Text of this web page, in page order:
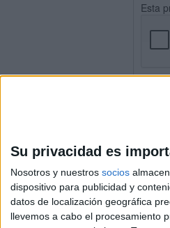
Su privacidad es
Nosotros y nuestros socios
dispositivo para publicidad y
datos de localización geográfica
llevemos a cabo el procesamiento
Esta